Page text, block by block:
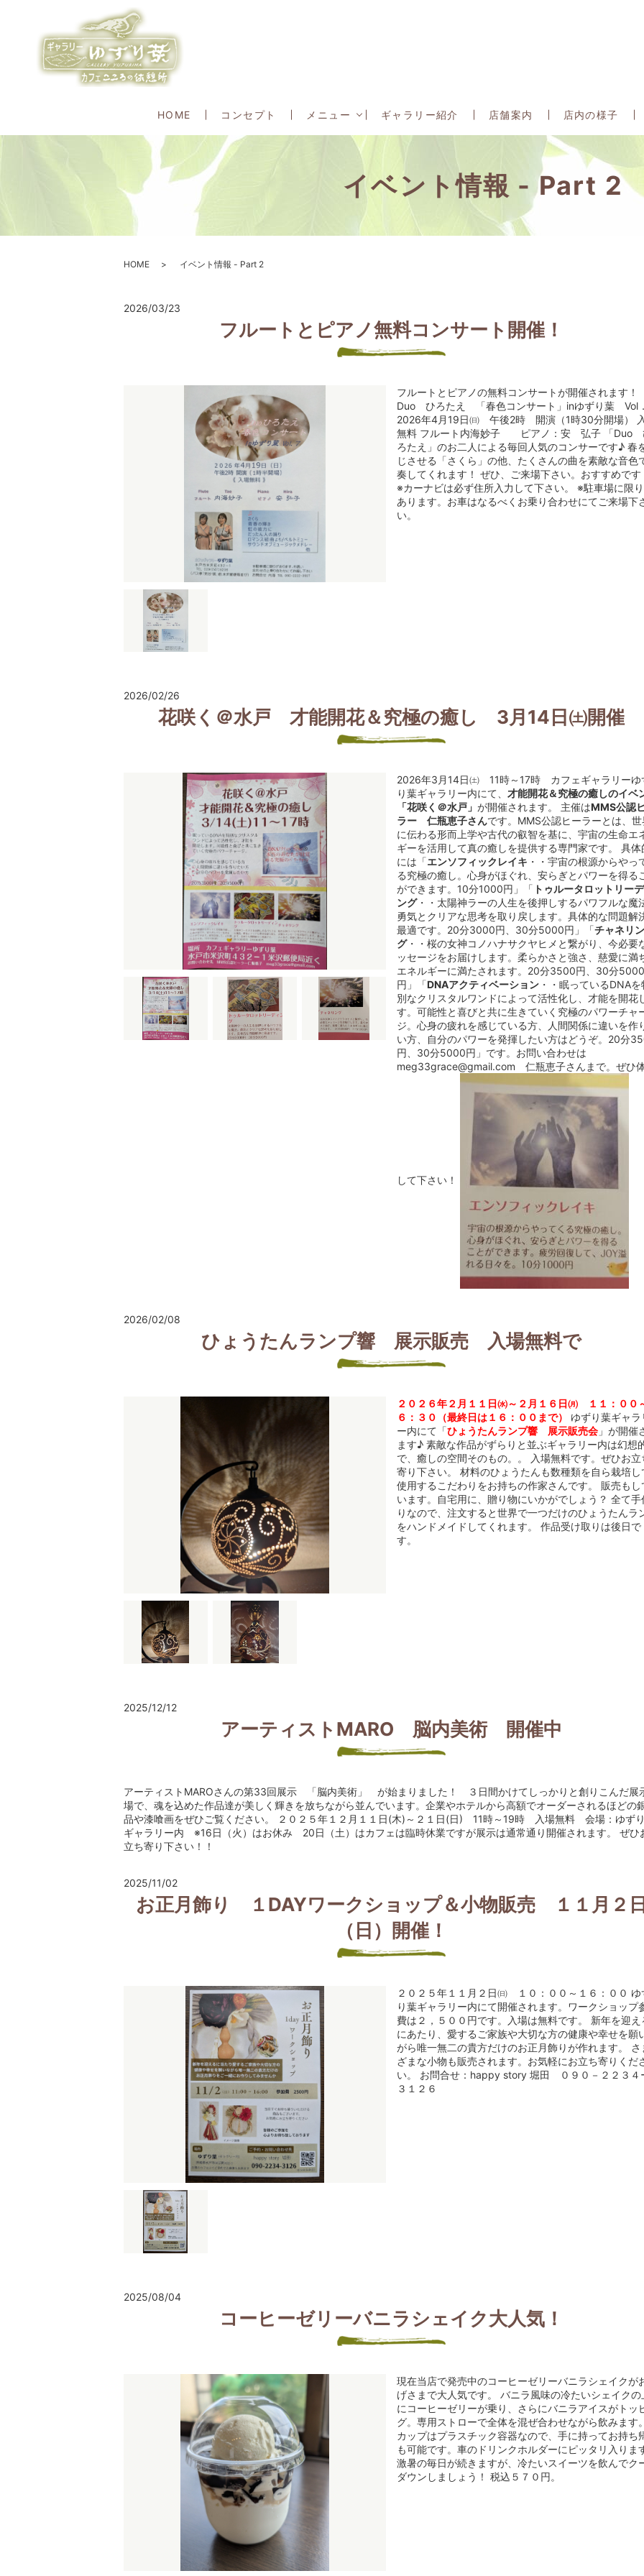
HOME コンセプト メニュー ギャラリー紹介 店舗案内 店内の様子
イベント情報 - Part 2
HOME イベント情報 - Part 2
2026/03/23
フルートとピアノ無料コンサート開催！
フルートとピアノの無料コンサートが開催されます！
Duo ひろたえ 「春色コンサート」inゆずり葉 Vol
2026年4月19日㈰ 午後2時 開演（1時30分開場）
無料 フルート内海妙子 ピアノ：安 弘子 「Duo
ろたえ」のお二人による毎回人気のコンサーです♪ 春
じさせる「さくら」の他、たくさんの曲を素敵な音色
奏してくれます！ ぜひ、ご来場下さい。おすすめです
※カーナビは必ず住所入力して下さい。 ※駐車場に限
あります。お車はなるべくお乗り合わせにてご来場下
い。
2026/02/26
花咲く＠水戸 才能開花＆究極の癒し 3月14日㈯開催
2026年3月14日㈯ 11時～17時 カフェギャラリーゆ
り葉ギャラリー内にて、 才能開花＆究極の癒しのイベ
「花咲く＠水戸」 が開催されます。 主催はMMS公認
ラー 仁瓶恵子さんです。MMS公認ヒーラーとは、世
に伝わる形而上学や古代の叡智を基に、宇宙の生命エ
ギーを活用して真の癒しを提供する専門家です。 具体
には「エンソフィックレイキ ・・宇宙の根源からやっ
る究極の癒し。心身がほぐれ、安らぎとパワーを得る
ができます。10分1000円」「 トゥルータロットリー
ング・・太陽神ラーの人生を後押しするパワフルな魔
勇気とクリアな思考を取り戻します。具体的な問題解
最適です。20分3000円、30分5000円」「チャネリン
グ・・桜の女神コノハナサクヤヒメと繋がり、今必要
ッセージをお届けします。柔らかさと強さ、慈愛に満
エネルギーに満たされます。20分3500円、30分5000
円」「DNAアクティベーション・・眠っているDNAを
別なクリスタルワンドによって活性化し、才能を開花
す。可能性と喜びと共に生きていく究極のパワーチャ
ジ。心身の疲れを感じている方、人間関係に違いを作
い方、自分のパワーを発揮したい方はどうぞ。20分
円、30分5000円」です。お問い合わせは
meg33grace@gmail.com 仁瓶恵子さんまで。ぜひ
して下さい！
2026/02/08
ひょうたんランプ響 展示販売 入場無料で
２０２６年２月１１日㈬～２月１６日㈪ １１：００
６：３０（最終日は１６：００まで）
ゆずり葉ギャラ
ー内にて「ひょうたんランプ響 展示販売会」が開催
ます♪ 素敵な作品がずらりと並ぶギャラリー内は幻想
で、癒しの空間そのもの。。 入場無料です。ぜひお立
寄り下さい。 材料のひょうたんも数種類を自ら栽培し
使用するこだわりをお持ちの作家さんです。 販売もし
います。自宅用に、贈り物にいかがでしょう？ 全て手
りなので、注文すると世界で一つだけのひょうたんラ
をハンドメイドしてくれます。 作品受け取りは後日で
す。
2025/12/12
アーティストMARO 脳内美術 開催中
アーティストMAROさんの第33回展示 「脳内美術」 が始まりました！ ３日間かけてしっかりと創りこんだ展
場で、魂を込めた作品達が美しく輝きを放ちながら並んでいます。企業やホテルから高額でオーダーされるほどの
品や漆喰画をぜひご覧ください。 ２０２５年１２月１１日(木)～２１日(日) 11時～19時 入場無料 会場：ゆず
ギャラリー内 ※16日（火）はお休み 20日（土）はカフェは臨時休業ですが展示は通常通り開催されます。 ぜひ
立ち寄り下さい！！
2025/11/02
お正月飾り １DAYワークショップ＆小物販売 １１月２日
（日）開催！
２０２５年１１月２日㈰ １０：００～１６：００ ゆ
り葉ギャラリー内にて開催されます。ワークショップ
費は２，５００円です。入場は無料です。 新年を迎え
にあたり、愛するご家族や大切な方の健康や幸せを願
がら唯一無二の貴方だけのお正月飾りが作れます。 さ
ざまな小物も販売されます。お気軽にお立ち寄りくだ
い。 お問合せ：happy story 堀田 ０９０－２２３４
３１２６
2025/08/04
コーヒーゼリーバニラシェイク大人気！
現在当店で発売中のコーヒーゼリーバニラシェイクが
げさまで大人気です。 バニラ風味の冷たいシェイクの
にコーヒーゼリーが乗り、さらにバニラアイスがトッ
グ。専用ストローで全体を混ぜ合わせながら飲みます。
カップはプラスチック容器なので、手に持ってお持ち
も可能です。車のドリンクホルダーにピッタリ入りま
激暑の毎日が続きますが、冷たいスイーツを飲んでク
ダウンしましょう！ 税込５７０円。